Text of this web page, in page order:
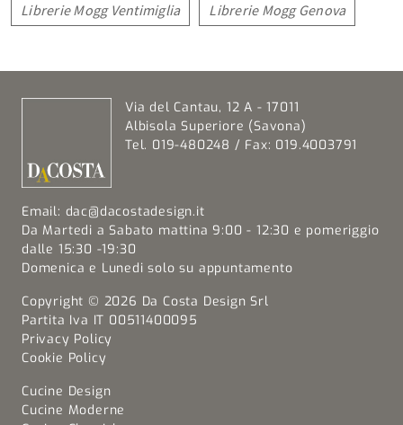
Librerie Mogg Ventimiglia Librerie Mogg Genova
Via del Cantau, 12 A - 17011
Albisola Superiore (Savona)
Tel. 019-480248 / Fax: 019.4003791
Email: dac@dacostadesign.it
Da Martedi a Sabato mattina 9:00 - 12:30 e pomeriggio
dalle 15:30 -19:30
Domenica e Lunedi solo su appuntamento
Copyright © 2026 Da Costa Design Srl
Partita Iva IT 00511400095
Privacy Policy
Cookie Policy
Cucine Design
Cucine Moderne